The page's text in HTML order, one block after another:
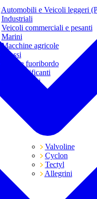
Automobili e Veicoli leggeri
Industriali
Veicoli commerciali e pesanti
Marini
Macchine agricole
Grassi
Moto e fuoribordo
Tutti i lubrificanti
Trasmissioni
Valvoline
Cyclon
Tectyl
Allegrini